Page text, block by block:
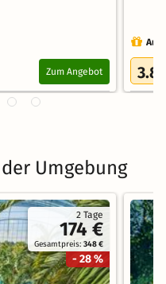
Zum Angebot 3.8
Umgebung
2 Tage
174 €
Gesamtpreis:348 €
- 28 %